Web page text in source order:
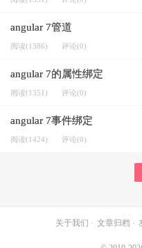
angular 7管道
阅读(1386) 评论(0)
angular 7的属性绑定
阅读(1351) 评论(0)
angular 7事件绑定
阅读(1424) 评论(0)
关于我们 · 文章归档 ·